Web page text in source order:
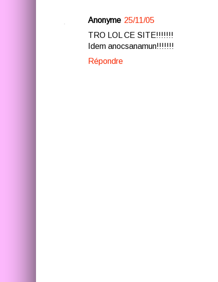
Anonyme 25/11/05
TRO LOL CE SITE!!!!!!!
Idem anocsanamun!!!!!!!
Répondre